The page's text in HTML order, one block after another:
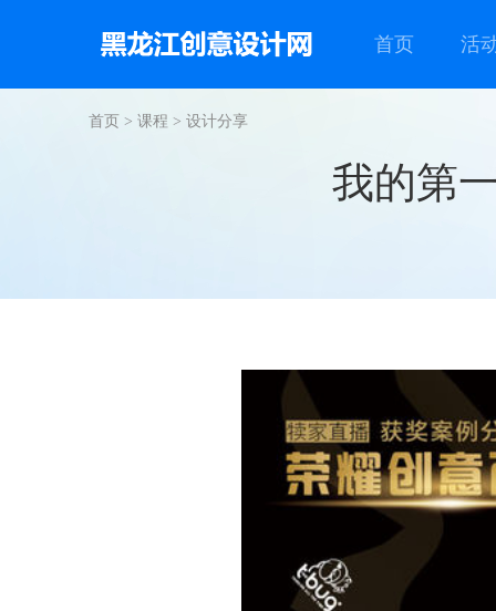
首页 活
首页 > 课程 > 设计分享
我的第